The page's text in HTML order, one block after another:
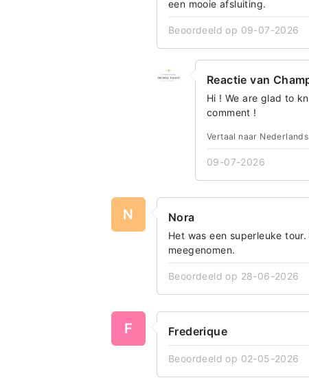
een mooie afsluiting.
Beoordeeld op 09-07-2026
Reactie van
Hi ! We are glad to
comment !
Vertaal naar Nederlands
09-07-2026
N Nora
Het was een superleuke
meegenomen.
Beoordeeld op 28-06-2026
F Frederique
Beoordeeld op 02-05-2026